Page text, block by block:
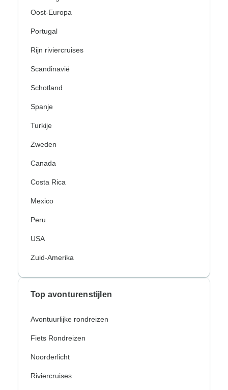
Oost-Europa
Portugal
Rijn riviercruises
Scandinavië
Schotland
Spanje
Turkije
Zweden
Canada
Costa Rica
Mexico
Peru
USA
Zuid-Amerika
Top avonturenstijlen
Avontuurlijke rondreizen
Fiets Rondreizen
Noorderlicht
Riviercruises